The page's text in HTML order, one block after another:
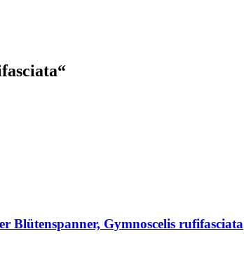
Blütenspanner, Gymnoscelis rufifasciata